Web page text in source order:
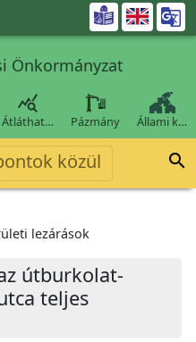

Önkormányzat

Átláthat… Pázmány Állami k…
közül 
lezárások
útburkolat-
teljes